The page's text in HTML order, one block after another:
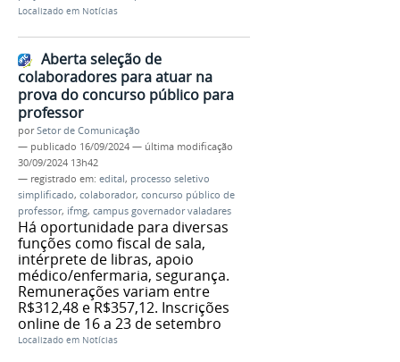
Localizado em Notícias
Aberta seleção de
colaboradores para atuar na
prova do concurso público para
professor
porSetor de Comunicação
— publicado 16/09/2024 — última modificação
30/09/2024 13h42
— registrado em: edital, processo seletivo
simplificado, colaborador, concurso público de
professor, ifmg, campus governador valadares
Há oportunidade para diversas
funções como fiscal de sala,
intérprete de libras, apoio
médico/enfermaria, segurança.
Remunerações variam entre
R$312,48 e R$357,12. Inscrições
online de 16 a 23 de setembro
Localizado em Notícias